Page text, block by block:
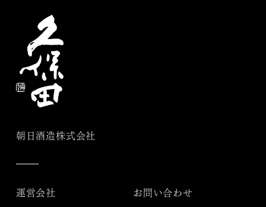
朝日酒造株式会社
運営会社 お問い合わせ